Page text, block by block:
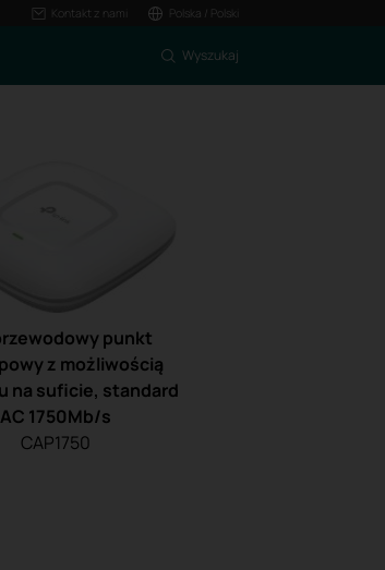
Kontakt z nami Polska / Polski
Wyszukaj
punkt
z możliwością
na suficie, standard
AC 1750Mb/s
CAP1750